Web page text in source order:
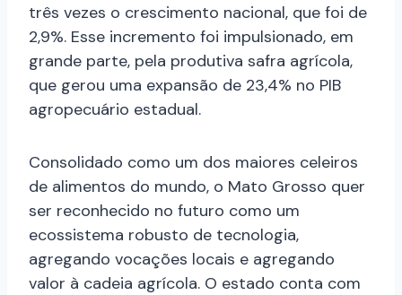
três vezes o crescimento nacional, que foi de
2,9%. Esse incremento foi impulsionado, em
grande parte, pela produtiva safra agrícola,
que gerou uma expansão de 23,4% no PIB
agropecuário estadual.
Consolidado como um dos maiores celeiros
de alimentos do mundo, o Mato Grosso quer
ser reconhecido no futuro como um
ecossistema robusto de tecnologia,
agregando vocações locais e agregando
valor à cadeia agrícola. O estado conta com